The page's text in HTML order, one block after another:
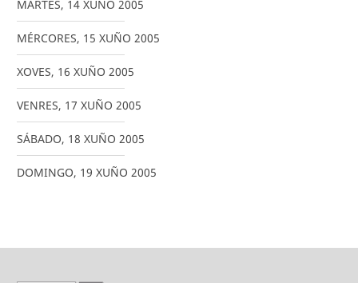
MARTES, 14 XUÑO 2005
MÉRCORES, 15 XUÑO 2005
XOVES, 16 XUÑO 2005
VENRES, 17 XUÑO 2005
SÁBADO, 18 XUÑO 2005
DOMINGO, 19 XUÑO 2005